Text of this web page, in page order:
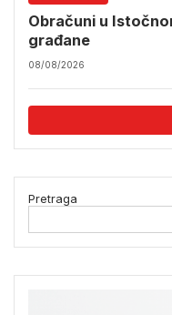
Obračuni u
građane
08/08/2026
Pretraga